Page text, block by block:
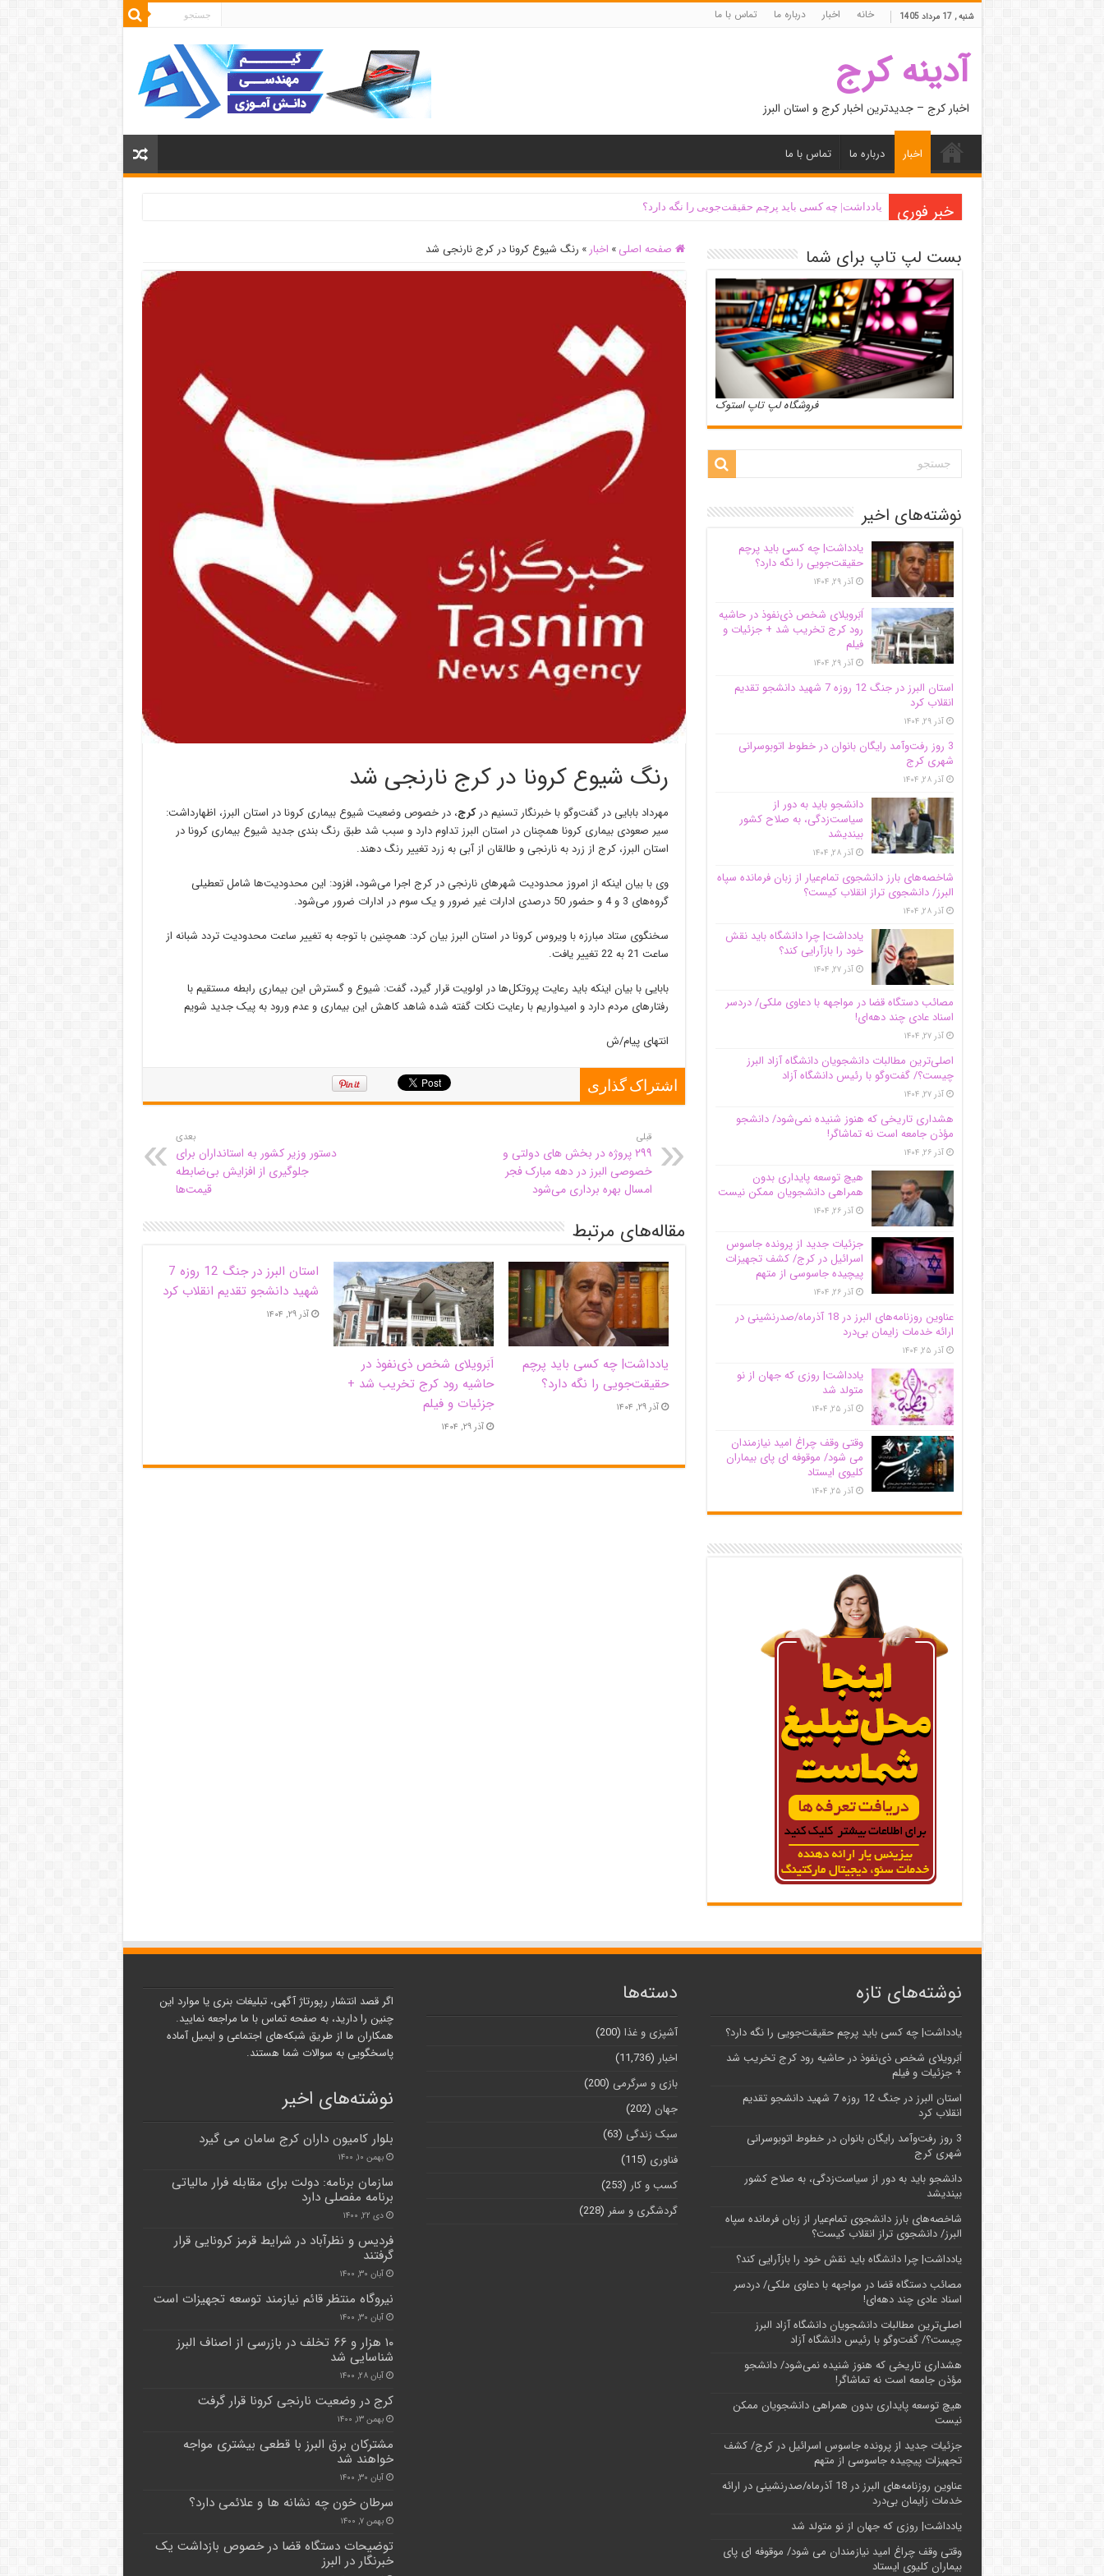
شنبه , 17 مرداد 1405 خانه اخبار درباره ما تماس با ما
آدینه کرج
اخبار کرج – جدیدترین اخبار کرج و استان البرز
اخبار درباره ما تماس با ما
خبر فوری یادداشت| ‌چه کسی باید پرچم حقیقت‌جویی را نگه دارد؟
صفحه اصلی » اخبار » رنگ شیوع کرونا در کرج نارنجی شد
رنگ شیوع کرونا در کرج نارنجی شد
مهرداد بابایی در گفت‌وگو با خبرنگار تسنیم درکرج، در خصوص وضعیت شیوع بیماری کرونا در استان البرز، اظهارداشت:
سیر صعودی بیماری کرونا همچنان در استان البرز تداوم دارد و سبب شد طبق رنگ بندی جدید شیوع بیماری کرونا در
استان البرز، کرج از زرد به نارنجی و طالقان از آبی به زرد تغییر رنگ دهند.
وی با بیان اینکه از امروز محدودیت شهرهای نارنجی در کرج اجرا می‌شود، افزود: این محدودیت‌ها شامل تعطیلی
گروه‌های 3 و 4 و حضور 50 درصدی ادارات غیر ضرور و یک سوم در ادارات ضرور می‌شود.
سخنگوی ستاد مبارزه با ویروس کرونا در استان البرز بیان کرد: همچنین با توجه به تغییر ساعت محدودیت تردد شبانه از
ساعت 21 به 22 تغییر یافت.
بابایی با بیان اینکه باید رعایت پروتکل‌ها در اولویت قرار گیرد، گفت: شیوع و گسترش این بیماری رابطه مستقیم با
رفتارهای مردم دارد و امیدواریم با رعایت نکات گفته شده شاهد کاهش این بیماری و عدم ورود به پیک جدید شویم
انتهای پیام/ش
اشتراک گذاری
قبلی
۲۹۹ پروژه در بخش های دولتی و
خصوصی البرز در دهه مبارک فجر
امسال بهره برداری می‌شود
بعدی
دستور وزیر کشور به استانداران برای
جلوگیری از افزایش بی‌ضابطه
قیمت‌ها
مقاله‌های مرتبط
یادداشت| ‌چه کسی باید پرچم
حقیقت‌جویی را نگه دارد؟
آذر ۲۹, ۱۴۰۴
اَبَر‌ویلای شخص ذی‌نفوذ در
حاشیه‌ رود کرج تخریب شد +
جزئیات و فیلم
آذر ۲۹, ۱۴۰۴
استان البرز در جنگ 12 روزه 7
شهید دانشجو تقدیم انقلاب کرد
آذر ۲۹, ۱۴۰۴
بست لپ تاپ برای شما
فروشگاه لپ تاپ استوک
نوشته‌های اخیر
یادداشت| ‌چه کسی باید پرچم
حقیقت‌جویی را نگه دارد؟
آذر ۲۹, ۱۴۰۴
اَبَر‌ویلای شخص ذی‌نفوذ در حاشیه‌
رود کرج تخریب شد + جزئیات و
فیلم
آذر ۲۹, ۱۴۰۴
استان البرز در جنگ 12 روزه 7 شهید دانشجو تقدیم
انقلاب کرد
آذر ۲۹, ۱۴۰۴
3 روز رفت‌وآمد رایگان بانوان در خطوط اتوبوسرانی
شهری کرج
آذر ۲۸, ۱۴۰۴
دانشجو باید به دور از
سیاست‌زدگی، به صلاح کشور
بیندیشد
آذر ۲۸, ۱۴۰۴
شاخصه‌های بارز دانشجوی تمام‌عیار از زبان فرمانده سپاه
البرز/ دانشجوی تراز انقلاب کیست؟
آذر ۲۸, ۱۴۰۴
یادداشت| چرا دانشگاه باید نقش
خود را بازآرایی کند؟
آذر ۲۷, ۱۴۰۴
مصائب دستگاه قضا در مواجهه با دعاوی ملکی/ دردسر
اسناد عادی چند‌ دهه‌ای!
آذر ۲۷, ۱۴۰۴
اصلی‌ترین مطالبات دانشجویان دانشگاه آزاد البرز
چیست؟/ گفت‌وگو با رئیس دانشگاه آز‌اد
آذر ۲۷, ۱۴۰۴
هشداری تاریخی که هنوز شنیده نمی‌شود/ دانشجو
مؤذن جامعه است نه تماشاگر!
آذر ۲۶, ۱۴۰۴
هیچ توسعه پایداری بدون
همراهی دانشجویان ممکن نیست
آذر ۲۶, ۱۴۰۴
جزئیات جدید از پرونده جاسوس
اسرائیل در کرج/‌ کشف تجهیزات
پیچیده جاسوسی از متهم
آذر ۲۶, ۱۴۰۴
عناوین روزنامه‌های البرز در ‌18 آذرماه/صدرنشینی در
ارائه خدمات زایمان بی‌درد
آذر ۲۵, ۱۴۰۴
یادداشت| روزی که جهان از نو
متولد شد
آذر ۲۵, ۱۴۰۴
وقتی وقف چراغ امید نیازمندان
می شود/ موقوفه ای پای بیماران
کلیوی ایستاد
آذر ۲۵, ۱۴۰۴
نوشته‌های تازه
یادداشت| ‌چه کسی باید پرچم حقیقت‌جویی را نگه دارد؟
اَبَر‌ویلای شخص ذی‌نفوذ در حاشیه‌ رود کرج تخریب شد
+ جزئیات و فیلم
استان البرز در جنگ 12 روزه 7 شهید دانشجو تقدیم
انقلاب کرد
3 روز رفت‌وآمد رایگان بانوان در خطوط اتوبوسرانی
شهری کرج
دانشجو باید به دور از سیاست‌زدگی، به صلاح کشور
بیندیشد
شاخصه‌های بارز دانشجوی تمام‌عیار از زبان فرمانده سپاه
البرز/ دانشجوی تراز انقلاب کیست؟
یادداشت| چرا دانشگاه باید نقش خود را بازآرایی کند؟
مصائب دستگاه قضا در مواجهه با دعاوی ملکی/ دردسر
اسناد عادی چند‌ دهه‌ای!
اصلی‌ترین مطالبات دانشجویان دانشگاه آزاد البرز
چیست؟/ گفت‌وگو با رئیس دانشگاه آز‌اد
هشداری تاریخی که هنوز شنیده نمی‌شود/ دانشجو
مؤذن جامعه است نه تماشاگر!
هیچ توسعه پایداری بدون همراهی دانشجویان ممکن
نیست
جزئیات جدید از پرونده جاسوس اسرائیل در کرج/‌ کشف
تجهیزات پیچیده جاسوسی از متهم
عناوین روزنامه‌های البرز در ‌18 آذرماه/صدرنشینی در ارائه
خدمات زایمان بی‌درد
یادداشت| روزی که جهان از نو متولد شد
وقتی وقف چراغ امید نیازمندان می شود/ موقوفه ای پای
بیماران کلیوی ایستاد
دسته‌ها
آشپزی و غذا (200)
اخبار (11,736)
بازی و سرگرمی (200)
جهان (202)
سبک زندگی (63)
فناوری (115)
کسب و کار (253)
گردشگری و سفر (228)
اگر قصد انتشار رپورتاژ آگهی، تبلیغات بنری یا موارد این
چنین را دارید، به صفحه تماس با ما مراجعه نمایید.
همکاران ما از طریق شبکه‌های اجتماعی و ایمیل آماده
پاسخگویی به سوالات شما هستند.
نوشته‌های اخیر
بلوار کامیون داران کرج سامان می گیرد
بهمن ۱۰, ۱۴۰۰
سازمان برنامه: دولت برای مقابله فرار مالیاتی
برنامه مفصلی دارد
دی ۲۲, ۱۴۰۰
فردیس و نظرآباد در شرایط قرمز کرونایی قرار
گرفتند
آبان ۳۰, ۱۴۰۰
نیروگاه منتظر قائم نیازمند توسعه تجهیزات است
آبان ۳۰, ۱۴۰۰
۱۰ هزار و ۶۶ تخلف در بازرسی از اصناف البرز
شناسایی شد
آبان ۲۸, ۱۴۰۰
کرج در وضعیت نارنجی کرونا قرار گرفت
بهمن ۱۳, ۱۴۰۰
مشترکان برق البرز با قطعی بیشتری مواجه
خواهند شد
آبان ۳۰, ۱۴۰۰
سرطان خون چه نشانه ها و علائمی دارد؟
بهمن ۷, ۱۴۰۰
توضیحات دستگاه قضا در خصوص بازداشت یک
خبرنگار در البرز